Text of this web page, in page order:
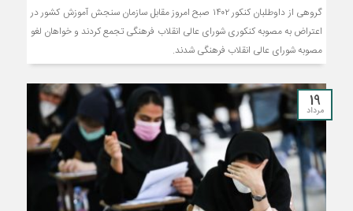
گروهی از داوطلبان کنکور ۱۴۰۲ صبح امروز مقابل سازمان سنجش آموزش کشور در
اعتراض به مصوبه کنکوری شورای عالی انقلاب فرهنگی تجمع کردند و خواهان لغو
مصوبه شورای عالی انقلاب فرهنگی شدند.
19
مرداد